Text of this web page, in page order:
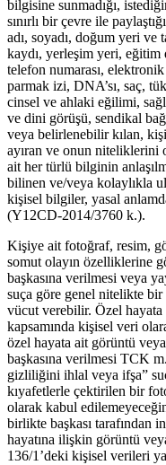
bilgisine sunmadığı,
sınırlı bir çevre ile
adı, soyadı, doğum yeri
kaydı, yerleşim yeri,
telefon numarası,
parmak izi, DNA’sı, saç,
cinsel ve ahlaki eğilimi,
ve dini görüşü, sendikal
veya belirlenebilir kılan,
ayıran ve onun niteliklerini
ait her türlü bilginin
bilinen ve/veya kolaylıkla
kişisel bilgiler, yasal
(Y12CD-2014/3760 k.).
Kişiye ait fotoğraf, resim,
somut olayın özelliklerine
başkasına verilmesi veya
suça göre genel nitelikte
vücut verebilir. Özel
kapsamında kişisel veri
özel hayata ait görüntü
başkasına verilmesi TCK
gizliliğini ihlal veya ifşa”
kıyafetlerle çektirilen bir
olarak kabul
birlikte başkası tarafından
hayatına ilişkin görüntü
136/1’deki kişisel verileri